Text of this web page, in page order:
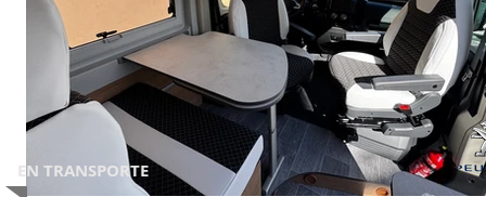
EN TRANSPORTE